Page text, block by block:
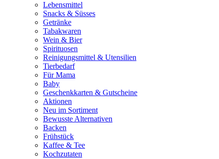
Lebensmittel
Snacks & Süsses
Getränke
Tabakwaren
Wein & Bier
Spirituosen
Reinigungsmittel & Utensilien
Tierbedarf
Für Mama
Baby
Geschenkkarten & Gutscheine
Aktionen
Neu im Sortiment
Bewusste Alternativen
Backen
Frühstück
Kaffee & Tee
Kochzutaten